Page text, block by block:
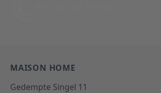
MAISON HOME
Gedempte Singel 11